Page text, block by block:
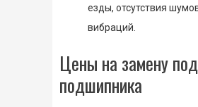
езды, отсутствия
вибраций.
Цены на замену
подшипника